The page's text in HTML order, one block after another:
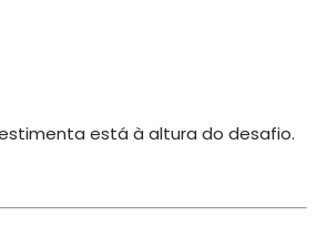
está à altura do desafio.